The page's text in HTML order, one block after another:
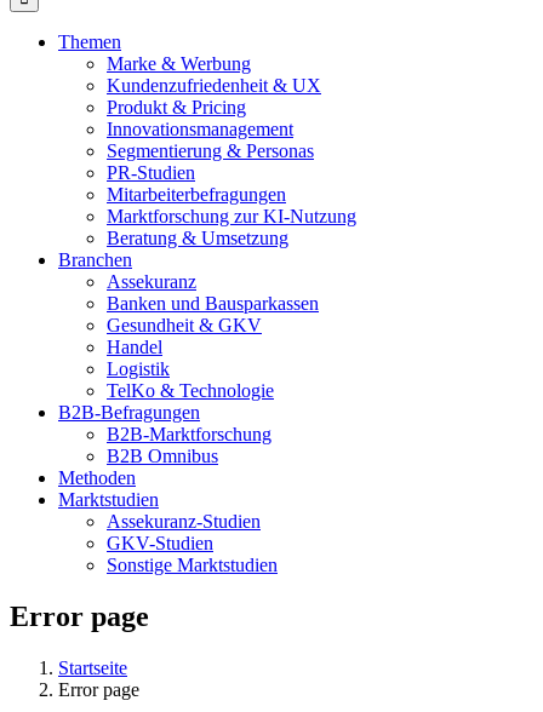
Themen
Marke & Werbung
Kundenzufriedenheit & UX
Produkt & Pricing
Innovationsmanagement
Segmentierung & Personas
PR-Studien
Mitarbeiterbefragungen
Marktforschung zur KI-Nutzung
Beratung & Umsetzung
Branchen
Assekuranz
Banken und Bausparkassen
Gesundheit & GKV
Handel
Logistik
TelKo & Technologie
B2B-Befragungen
B2B-Marktforschung
B2B Omnibus
Methoden
Marktstudien
Assekuranz-Studien
GKV-Studien
Sonstige Marktstudien
Error page
Startseite
Error page